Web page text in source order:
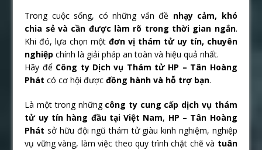
Trong cuộc sống, có những vấn đề nhạy cảm, khó
chia sẻ và cần được làm rõ trong thời gian ngắn.
Khi đó, lựa chọn mộtđơn vị thám tử uy tín, chuyên
nghiệp chính là giải pháp an toàn và hiệu quả nhất.
Hãy để Công ty Dịch vụ Thám tử HP – Tân Hoàng
Phát có cơ hội đượcđồng hành và hỗ trợ bạn.
Là một trong những công ty cung cấp dịch vụ thám
tử uy tín hàng đầu tại Việt Nam, HP – Tân Hoàng
Phát sở hữu đội ngũ thám tử giàu kinh nghiệm, nghiệp
vụ vững vàng, làm việc theo quy trình chặt chẽ và tuân